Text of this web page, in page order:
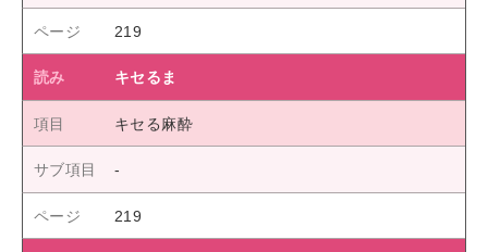
219
キセるま
キセる麻酔
219